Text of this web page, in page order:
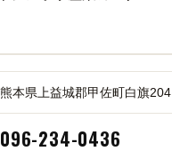
熊本県上益城郡甲佐町白旗204
096-234-0436